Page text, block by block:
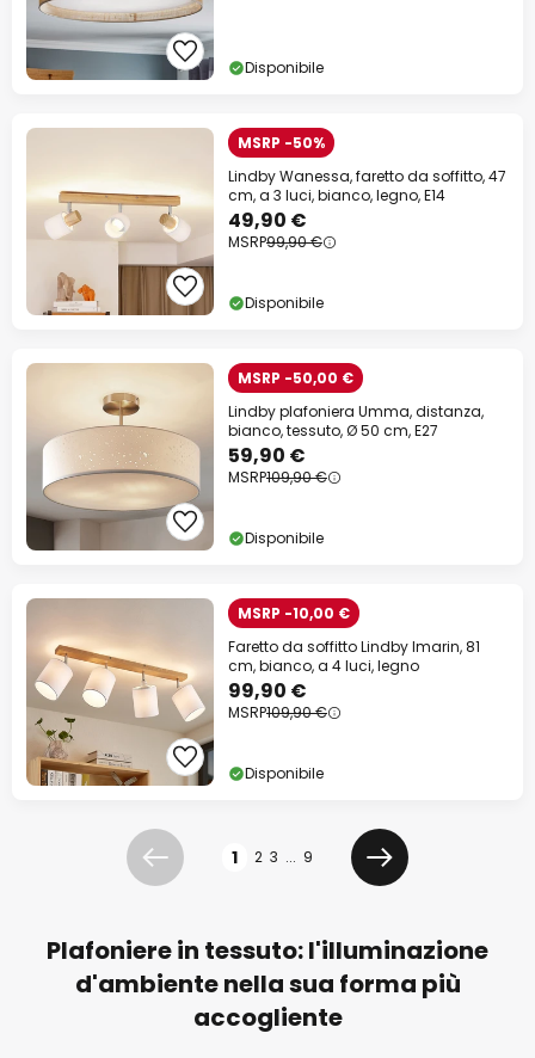
Disponibile
MSRP -50%
Lindby Wanessa, faretto da soffitto, 47
cm, a 3 luci, bianco, legno, E14
49,90 €
MSRP99,90 €
Disponibile
MSRP -50,00 €
Lindby plafoniera Umma, distanza,
bianco, tessuto, Ø 50 cm, E27
59,90 €
MSRP109,90 €
Disponibile
MSRP -10,00 €
Faretto da soffitto Lindby Imarin, 81
cm, bianco, a 4 luci, legno
99,90 €
MSRP109,90 €
Disponibile
Precedente 1 2 3 ... 9
Prossimo
Plafoniere in tessuto: l'illuminazione
d'ambiente nella sua forma più
accogliente